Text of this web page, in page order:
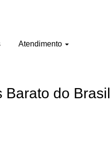
Atendimento
Barato do Brasil